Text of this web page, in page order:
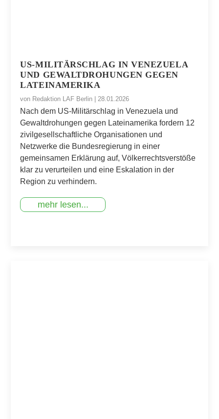
US-MILITÄRSCHLAG IN VENEZUELA
UND GEWALTDROHUNGEN GEGEN
LATEINAMERIKA
von Redaktion LAF Berlin |28.01.2026
Nach dem US-Militärschlag in Venezuela und
Gewaltdrohungen gegen Lateinamerika fordern 12
zivilgesellschaftliche Organisationen und
Netzwerke die Bundesregierung in einer
gemeinsamen Erklärung auf, Völkerrechtsverstöße
klar zu verurteilen und eine Eskalation in der
Region zu verhindern.
mehr lesen...